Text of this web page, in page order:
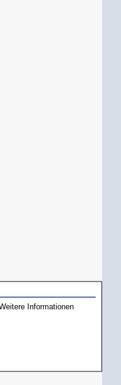
Informationen